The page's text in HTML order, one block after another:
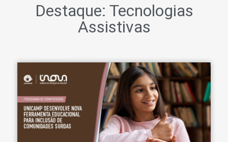
Destaque: Tecnologias
Assistivas